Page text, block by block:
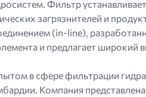
Фильтр
загрязнителей и
(in-line),
и предлагает
в сфере фильтрации
Компания